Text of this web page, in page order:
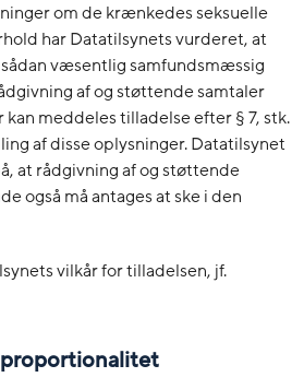
om de krænkedes seksuelle
har Datatilsynets vurderet, at
væsentlig samfundsmæssig
af og støttende samtaler
meddeles tilladelse efter § 7, stk.
af disse oplysninger. Datatilsynet
at rådgivning af og støttende
også må antages at ske i den
vilkår for tilladelsen, jf.
proportionalitet